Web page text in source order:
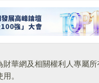
華網及相關權利人專屬
。